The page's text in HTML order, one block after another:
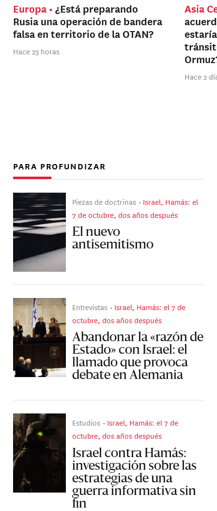
Europa
¿Está preparando
Rusia una operación de bandera
falsa en territorio de la OTAN?
Hace 23 horas
Asia
Hace 2
PARA PROFUNDIZAR
Piezas de doctrinas
Israel, Hamás: el
7 de octubre, dos años después
El nuevo
antisemitismo
Entrevistas
Israel, Hamás: el 7 de
octubre, dos años después
Abandonar la «razón de
Estado» con Israel: el
llamado que provoca
debate en Alemania
Estudios
Israel, Hamás: el 7 de
octubre, dos años después
Israel contra Hamás:
investigación sobre las
estrategias de una
guerra informativa sin
fin